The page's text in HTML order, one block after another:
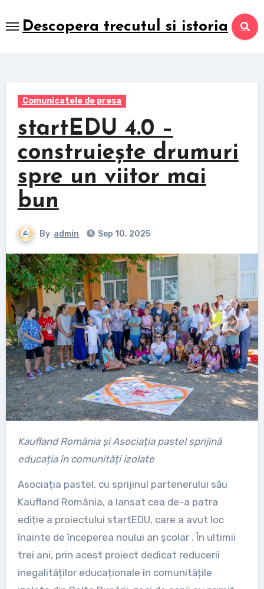
to
Descopera trecutul si istoria
Comunicatele de presa
startEDU 4.0 –
construiește drumuri
spre un viitor mai
bun
By admin Sep 10, 2025
Kaufland România și Asociația pastel sprijină
educația în comunități izolate
Asociația pastel, cu sprijinul partenerului său
Kaufland România, a lansat cea de-a patra
ediție a proiectului startEDU, care a avut loc
înainte de începerea noului an școlar . În ultimii
trei ani, prin acest proiect dedicat reducerii
inegalităților educaționale în comunitățile